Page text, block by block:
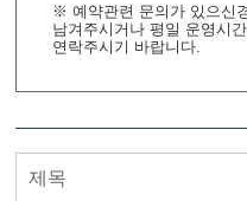
※ 예약관련 문의가 있으신
남겨주시거나 평일 운영시
연락주시기 바랍니다.